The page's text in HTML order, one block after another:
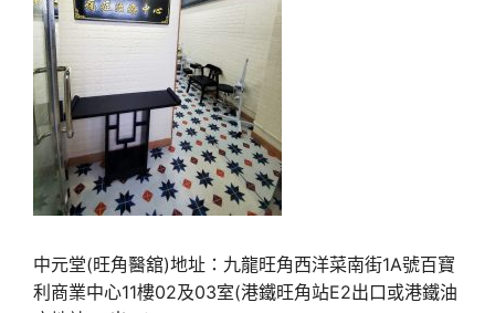
中元堂(旺角醫舘)地址：九龍旺角西洋菜南街1A號百寶
利商業中心11樓02及03室(港鐵旺角站E2出口或港鐵油